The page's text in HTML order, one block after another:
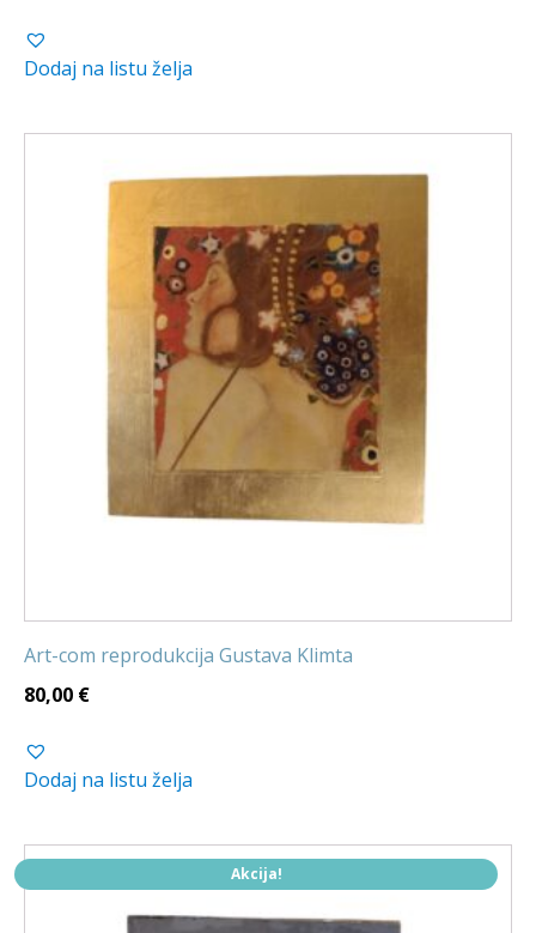
bila
je:
80,00 €.
Dodaj na listu želja
Art-com reprodukcija Gustava Klimta
80,00 €
Dodaj na listu želja
Akcija!